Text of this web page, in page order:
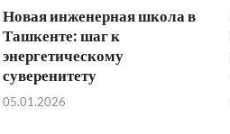
Новая инженерная школа в
Ташкенте: шаг к
энергетическому
суверенитету
05.01.2026